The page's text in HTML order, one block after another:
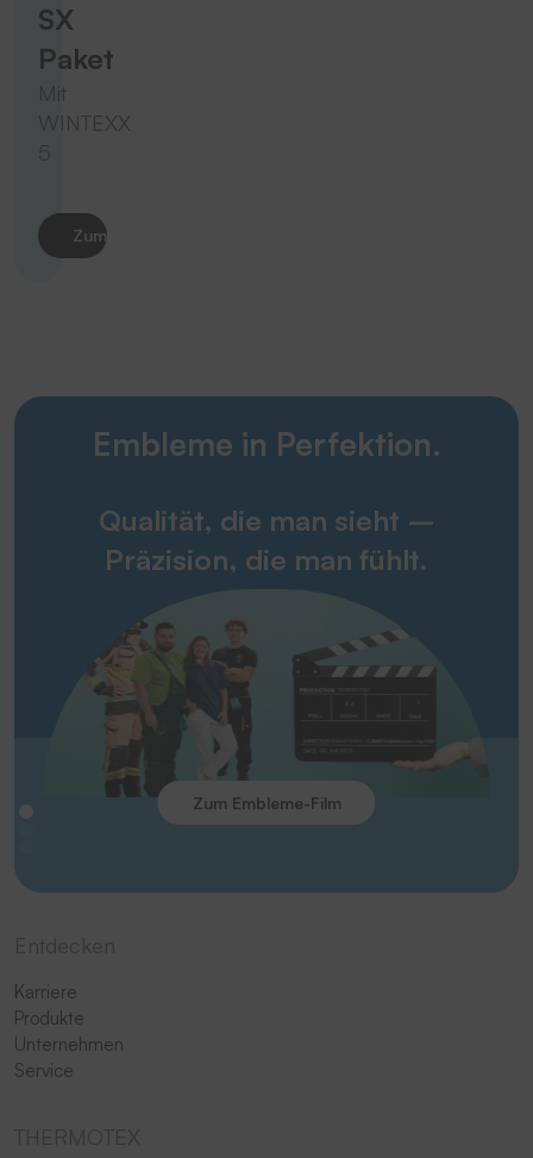
SX
Paket
Mit
WINTEXX
Zum Produkt
Embleme in Perfektion.
Qualität, die man sieht –
Präzision, die man fühlt.
Zum Embleme-Film
Karriere
Produkte
Unternehmen
Service